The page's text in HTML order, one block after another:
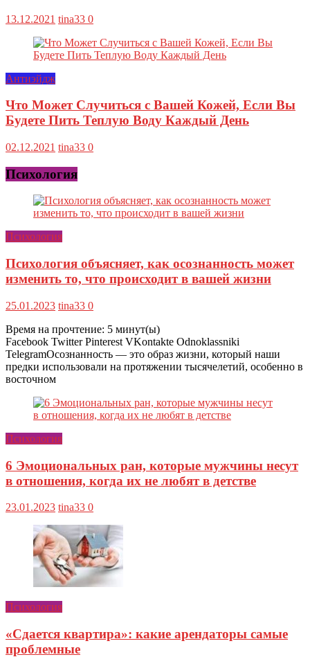
13.12.2021 tina33 0
Антиэйдж
Что Может Случиться с Вашей Кожей, Если Вы
Будете Пить Теплую Воду Каждый День
02.12.2021 tina33 0
Психология
Психология
Психология объясняет, как осознанность может
изменить то, что происходит в вашей жизни
25.01.2023 tina33 0
Время на прочтение: 5 минут(ы)
Facebook Twitter Pinterest VKontakte Odnoklassniki
TelegramОсознанность — это образ жизни, который наши
предки использовали на протяжении тысячелетий, особенно в
восточном
Психология
6 Эмоциональных ран, которые мужчины несут
в отношения, когда их не любят в детстве
23.01.2023 tina33 0
Психология
«Сдается квартира»: какие арендаторы самые
проблемные